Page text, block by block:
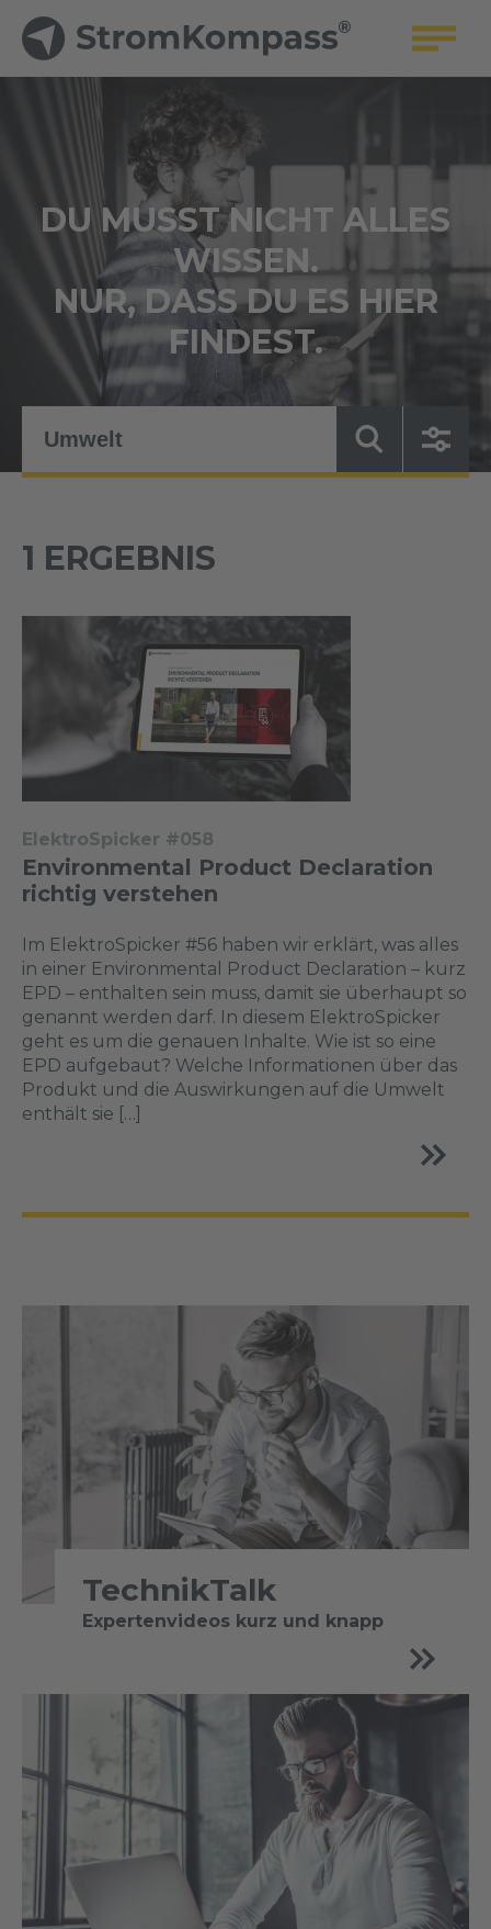
DU MUSST NICHT ALLES
WISSEN.
NUR, DASS DU ES HIER
FINDEST.
1 ERGEBNIS
ElektroSpicker #058
Environmental Product Declaration
richtig verstehen
Im ElektroSpicker #56 haben wir erklärt, was alles
in einer Environmental Product Declaration – kurz
EPD – enthalten sein muss, damit sie überhaupt so
genannt werden darf. In diesem ElektroSpicker
geht es um die genauen Inhalte. Wie ist so eine
EPD aufgebaut? Welche Informationen über das
Produkt und die Auswirkungen auf die Umwelt
enthält sie […]
TechnikTalk
Expertenvideos kurz und knapp